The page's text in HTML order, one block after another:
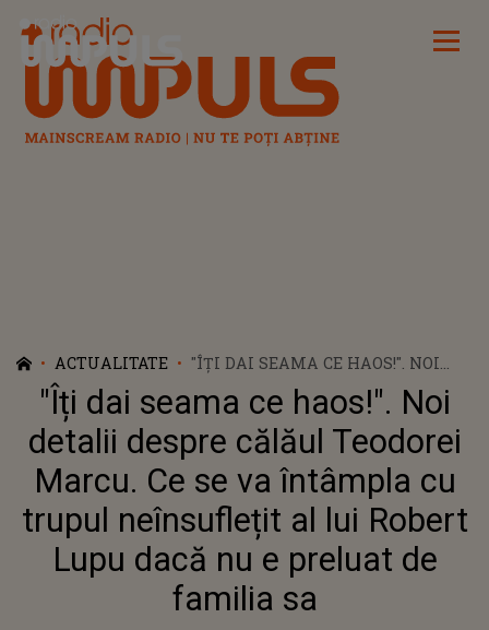
Radio Impuls
ACTUALITATE
"ÎȚI DAI SEAMA CE HAOS!". NOI
DETALII DESPRE CĂLĂUL
TEODOREI MARCU. CE SE VA
ÎNTÂMPLA CU TRUPUL
NEÎNSUFLEȚIT AL LUI ROBERT
LUPU DACĂ NU E PRELUAT DE
FAMILIA SA
"Îți dai seama ce haos!". Noi
detalii despre călăul Teodorei
Marcu. Ce se va întâmpla cu
trupul neînsuflețit al lui Robert
Lupu dacă nu e preluat de
familia sa